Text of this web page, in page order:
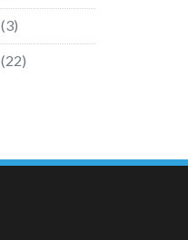
(3)
(22)